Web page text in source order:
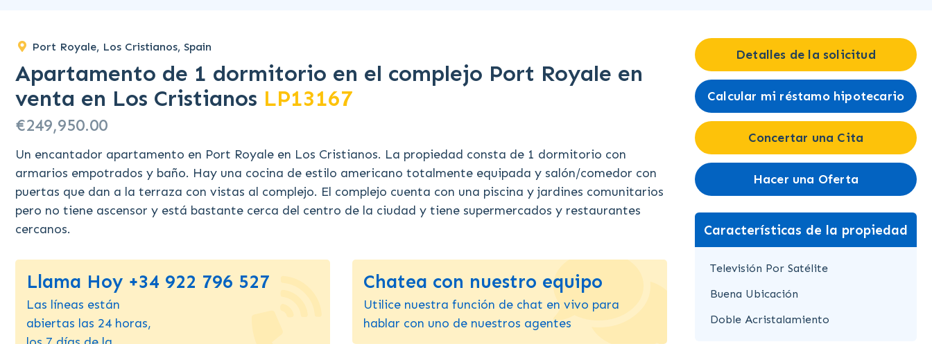
Port Royale, Los Cristianos, Spain
Apartamento de 1 dormitorio en el complejo Port Royale en
venta en Los Cristianos LP13167
€249,950.00
Un encantador apartamento en Port Royale en Los Cristianos. La propiedad consta de 1 dormitorio con
armarios empotrados y baño. Hay una cocina de estilo americano totalmente equipada y salón/comedor con
puertas que dan a la terraza con vistas al complejo. El complejo cuenta con una piscina y jardines comunitarios
pero no tiene ascensor y está bastante cerca del centro de la ciudad y tiene supermercados y restaurantes
cercanos.
Llama Hoy +34 922 796 527
Las líneas están
abiertas las 24 horas,
Chatea con nuestro equipo
Utilice nuestra función de chat en vivo para
hablar con uno de nuestros agentes
Detalles de la solicitud
Calcular mi réstamo hipotecario
Concertar una Cita
Hacer una Oferta
Características de la propiedad
Televisión Por Satélite
Buena Ubicación
Doble Acristalamiento